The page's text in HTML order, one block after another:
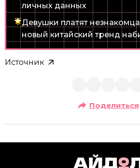
личных данных
Девушки платят
новый китайский тренд
Источник
Поделиться